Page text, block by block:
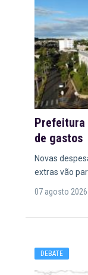
Prefeitura
de gastos
Novas
extras vão
07 agosto
DEBATE